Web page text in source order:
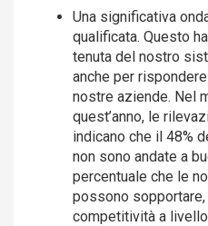
Una significativa
qualificata. Questo
tenuta del nostro
anche per
nostre aziende. Nel
quest’anno, le
indicano che il 48%
non sono andate a
percentuale che le
possono
competitività a